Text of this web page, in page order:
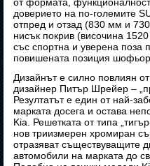
от формата,
доверието на по-големите
отпред и отзад (830 мм и
нисък покрив (височина
със спортна и уверена поза
повишената позиция
Дизайнът е силно повлиян
дизайнер Питър Шрейер –
Резултатът е един от най-
марката досега и остава
Kia. Решетката от типа
нов триизмерен хромиран
отразяват съществуващите
автомобили на марката до